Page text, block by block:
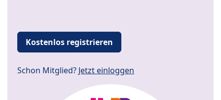
Kostenlos registrieren
Schon Mitglied? Jetzt einloggen